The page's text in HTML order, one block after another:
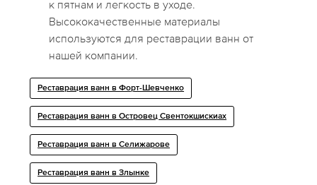
к пятнам и легкость в уходе.
Высококачественные материалы
используются для реставрации ванн от
нашей компании.
Реставрация ванн в Форт-Шевченко
Реставрация ванн в Островец Свентокшискиах
Реставрация ванн в Селижарове
Реставрация ванн в Злынке